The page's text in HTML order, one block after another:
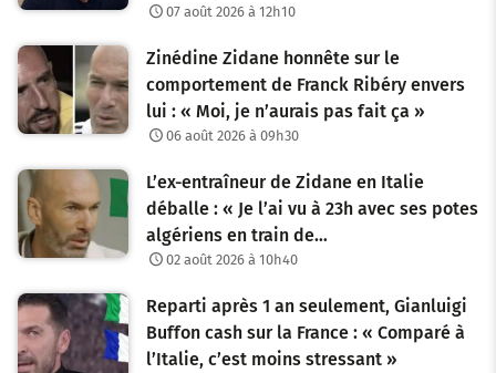
07 août 2026 à 12h10
Zinédine Zidane honnête sur le
comportement de Franck Ribéry envers
lui : « Moi, je n’aurais pas fait ça »
06 août 2026 à 09h30
L’ex-entraîneur de Zidane en Italie
déballe : « Je l’ai vu à 23h avec ses potes
algériens en train de…
02 août 2026 à 10h40
Reparti après 1 an seulement, Gianluigi
Buffon cash sur la France : « Comparé à
l’Italie, c’est moins stressant »